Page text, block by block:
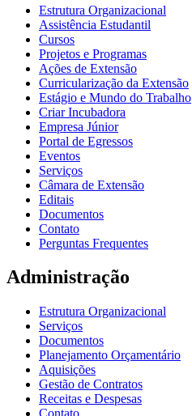
Estrutura Organizacional
Assistência Estudantil
Cursos
Projetos e Programas
Ações de Extensão
Curricularização da Extensão
Estágio e Mundo do Trabalho
Criar Incubadora
Empresa Júnior
Portal de Egressos
Eventos
Serviços
Câmara de Extensão
Editais
Documentos
Contato
Perguntas Frequentes
Administração
Estrutura Organizacional
Serviços
Documentos
Planejamento Orçamentário
Aquisições
Gestão de Contratos
Receitas e Despesas